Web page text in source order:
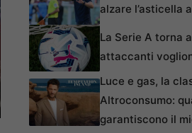
alzare l’asticella
La Serie A torna
attaccanti
Luce e gas, la
Altroconsumo:
garantiscono il